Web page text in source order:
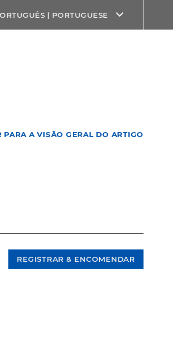
| PORTUGUESE
PARA A VISÃO GERAL DO ARTIGO